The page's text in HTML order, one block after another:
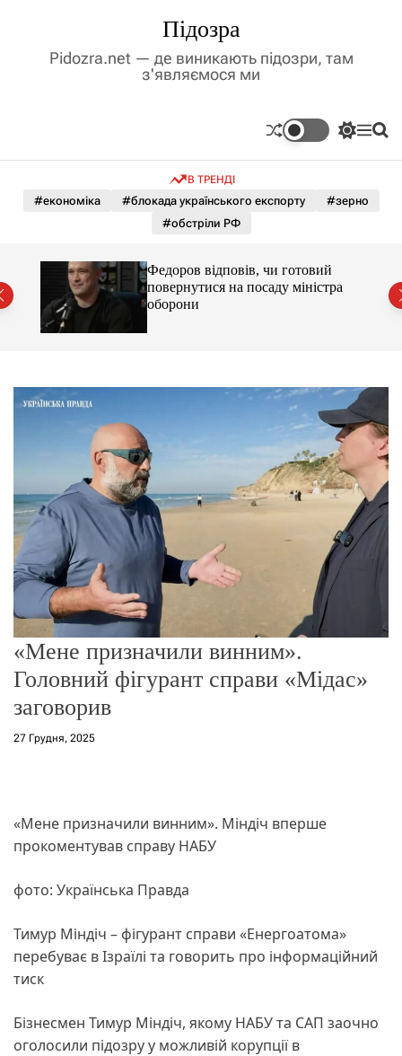
у
Підозра
Pidozra.net — де виникають підозри, там
з'являємося ми
П
м
к
о
г
о
р
е
ж
и
м
М П
В ТРЕНДІ
#економіка #блокада українського експорту
#зерно
#обстріли РФ
Федоров відповів, чи готовий
повернутися на посаду міністра
оборони
«Мене призначили винним».
Головний фігурант справи «Мідас»
заговорив
27 Грудня, 2025
«Мене призначили винним». Міндіч вперше
прокоментував справу НАБУ
фото: Українська Правда
Тимур Міндіч – фігурант справи «Енергоатома»
перебуває в Ізраїлі та говорить про інформаційний
тиск
Бізнесмен Тимур Міндіч, якому НАБУ та САП заочно
оголосили підозру у можливій корупції в